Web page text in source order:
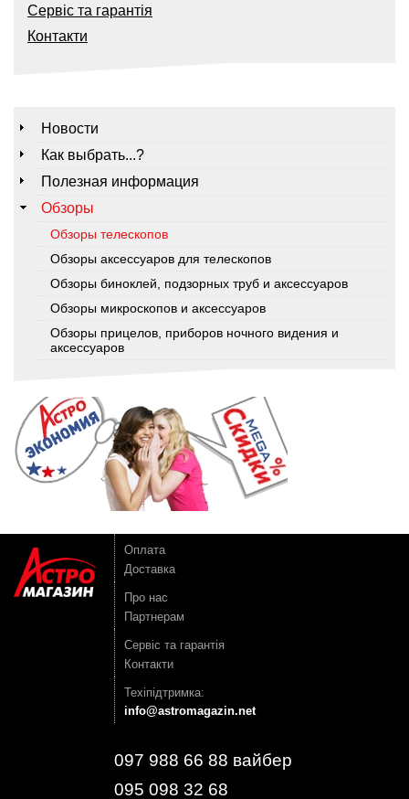
Сервіс та гарантія
Контакти
Новости
Как выбрать...?
Полезная информация
Обзоры
Обзоры телескопов
Обзоры аксессуаров для телескопов
Обзоры биноклей, подзорных труб и аксессуаров
Обзоры микроскопов и аксессуаров
Обзоры прицелов, приборов ночного видения и
аксессуаров
Оплата
Доставка
Про нас
Партнерам
Сервіс та гарантія
Контакти
Техіпідтримка:
info@astromagazin.net
097 988 66 88 вайбер
095 098 32 68